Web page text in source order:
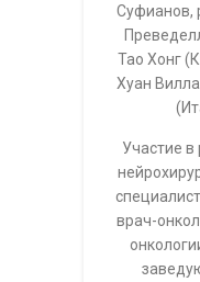
Суфианов,
Тао Хонг
Хуан
Участие
врач-